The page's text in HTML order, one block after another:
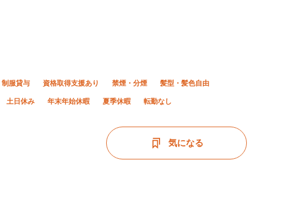
制服貸与 資格取得支援あり 禁煙・分煙 髪型・髪色自由
土日休み 年末年始休暇 夏季休暇 転勤なし
気になる